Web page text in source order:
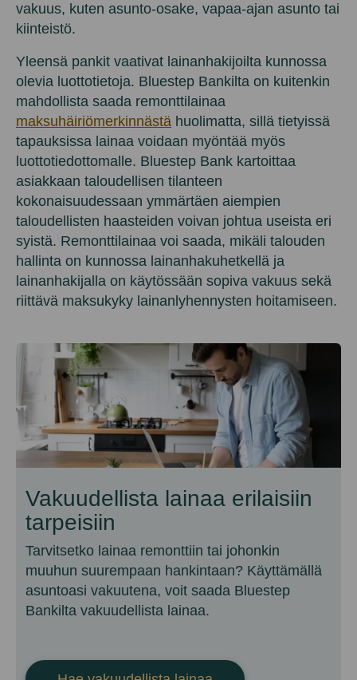
vakuus, kuten asunto-osake, vapaa-ajan asunto tai
kiinteistö.
Yleensä pankit vaativat lainanhakijoilta kunnossa
olevia luottotietoja. Bluestep Bankilta on kuitenkin
mahdollista saada remonttilainaa
maksuhäiriömerkinnästä huolimatta, sillä tietyissä
tapauksissa lainaa voidaan myöntää myös
luottotiedottomalle. Bluestep Bank kartoittaa
asiakkaan taloudellisen tilanteen
kokonaisuudessaan ymmärtäen aiempien
taloudellisten haasteiden voivan johtua useista eri
syistä. Remonttilainaa voi saada, mikäli talouden
hallinta on kunnossa lainanhakuhetkellä ja
lainanhakijalla on käytössään sopiva vakuus sekä
riittävä maksukyky lainanlyhennysten hoitamiseen.
Vakuudellista lainaa erilaisiin
tarpeisiin
Tarvitsetko lainaa remonttiin tai johonkin
muuhun suurempaan hankintaan? Käyttämällä
asuntoasi vakuutena, voit saada Bluestep
Bankilta vakuudellista lainaa.